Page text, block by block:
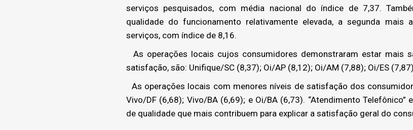
serviços pesquisados, com média nacional do índice de 7,37.
qualidade do funcionamento relativamente elevada, a segunda
serviços, com índice de 8,16.
As operações locais cujos consumidores demonstraram estar mais
satisfação, são: Unifique/SC (8,37); Oi/AP (8,12); Oi/AM (7,88); Oi/ES
As operações locais com menores níveis de satisfação dos
Vivo/DF (6,68); Vivo/BA (6,69); e Oi/BA (6,73). “Atendimento Telefônico”
de qualidade que mais contribuem para explicar a satisfação geral do